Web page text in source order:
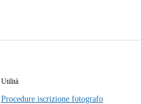
Utilità
Procedure iscrizione fotografo